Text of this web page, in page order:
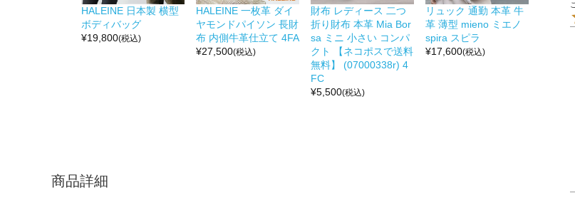
HALEINE 日本製 横型
ボディバッグ
¥19,800(税込)
HALEINE 一枚革 ダイ
ヤモンドパイソン 長財
布 内側牛革仕立て 4FA
¥27,500(税込)
財布 レディース 二つ
折り財布 本革 Mia Bor
sa ミニ 小さい コンパ
クト 【ネコポスで送料
無料】 (07000338r) 4
FC
¥5,500(税込)
リュック 通勤 本革 牛
革 薄型 mieno ミエノ
spira スピラ
¥17,600(税込)
商品詳細